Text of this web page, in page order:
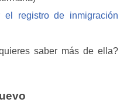
el registro de inmigración
saber más de ella?